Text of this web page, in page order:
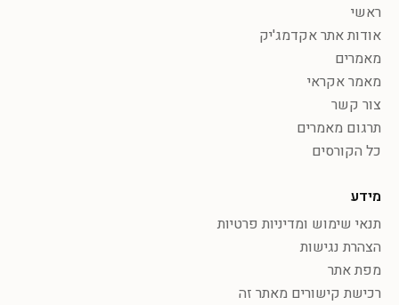
ראשי
אודות אתר אקדמג'יק
מאמרים
מאמר אקראי
צור קשר
תרגום מאמרים
כל הקורסים
מידע
תנאי שימוש ומדיניות פרטיות
הצהרת נגישות
מפת אתר
רכישת קישורים מאתר זה